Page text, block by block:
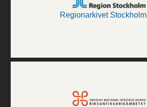
Regionarkivet Stockholm